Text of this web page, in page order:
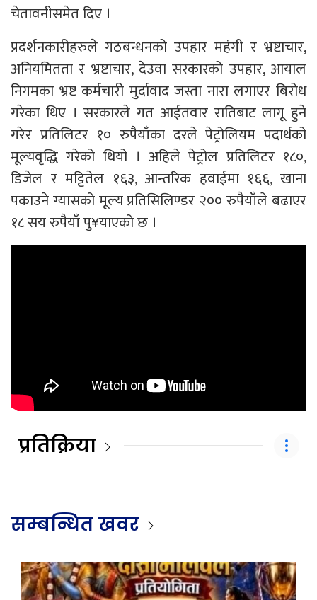
चेतावनीसमेत दिए ।
प्रदर्शनकारीहरुले गठबन्धनको उपहार महंगी र भ्रष्टाचार,
अनियमितता र भ्रष्टाचार, देउवा सरकारको उपहार, आयाल
निगमका भ्रष्ट कर्मचारी मुर्दावाद जस्ता नारा लगाएर बिरोध
गरेका थिए । सरकारले गत आईतवार रातिबाट लागू हुने
गरेर प्रतिलिटर १० रुपैयाँका दरले पेट्रोलियम पदार्थको
मूल्यवृद्धि गरेको थियो । अहिले पेट्रोल प्रतिलिटर १८०,
डिजेल र मट्टितेल १६३, आन्तरिक हवाईमा १६६, खाना
पकाउने ग्यासको मूल्य प्रतिसिलिण्डर २०० रुपैयाँले बढाएर
१८ सय रुपैयाँ पु¥याएको छ ।
प्रतिक्रिया
सम्बन्धित खवर